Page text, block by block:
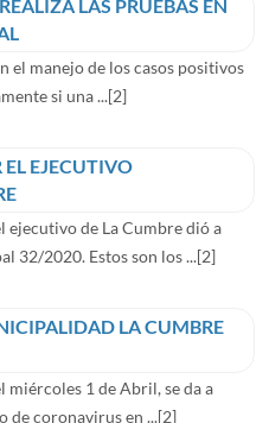
LAS PRUEBAS EN
el manejo de los casos positivos
si una ...[2]
EJECUTIVO
ejecutivo de La Cumbre dió a
32/2020. Estos son los ...[2]
LA CUMBRE
miércoles 1 de Abril, se da a
de coronavirus en ...[2]